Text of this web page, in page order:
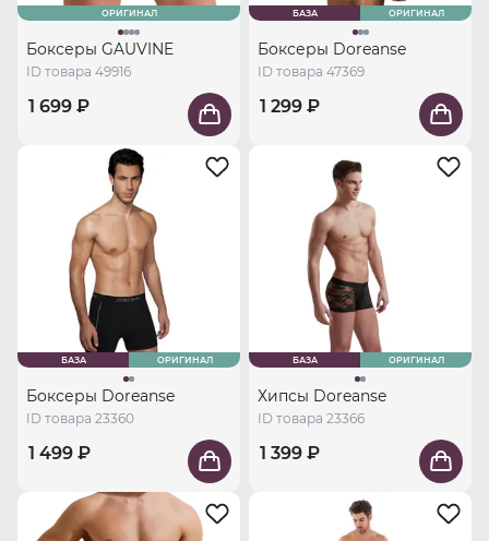
ОРИГИНАЛ
Боксеры GAUVINE
ID товара 49916
1 699 ₽
БАЗА ОРИГИНАЛ
Боксеры Doreanse
ID товара 47369
1 299 ₽
БАЗА ОРИГИНАЛ
Боксеры Doreanse
ID товара 23360
1 499 ₽
БАЗА ОРИГИНАЛ
Хипсы Doreanse
ID товара 23366
1 399 ₽